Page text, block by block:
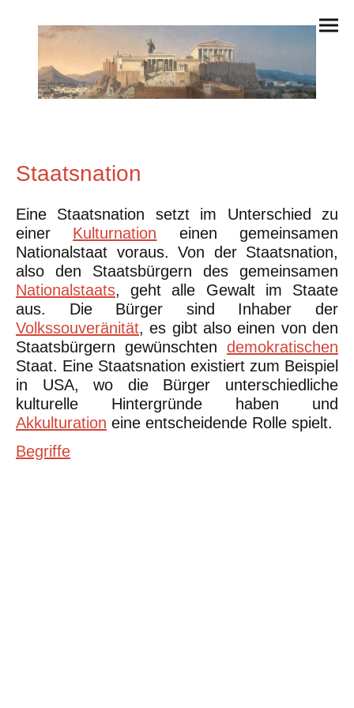
Staatsnation
Eine Staatsnation setzt im Unterschied zu
einer Kulturnation einen gemeinsamen
Nationalstaat voraus. Von der Staatsnation,
also den Staatsbürgern des gemeinsamen
Nationalstaats, geht alle Gewalt im Staate
aus. Die Bürger sind Inhaber der
Volkssouveränität, es gibt also einen von den
Staatsbürgern gewünschten demokratischen
Staat. Eine Staatsnation existiert zum Beispiel
in USA, wo die Bürger unterschiedliche
kulturelle Hintergründe haben und
Akkulturation eine entscheidende Rolle spielt.
Begriffe